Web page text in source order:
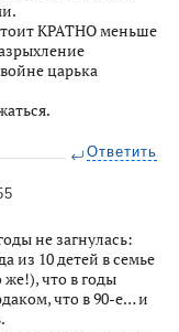
КРАТНО меньше
царька
Ответить
не загнулась:
из 10 детей в семье
что в годы
что в 90-е… и